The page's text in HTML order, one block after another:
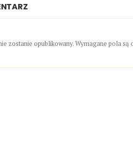
zostanie opublikowany.Wymagane pola są